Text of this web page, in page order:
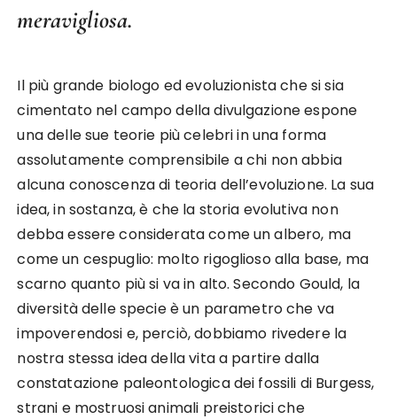
meravigliosa.
Il più grande biologo ed evoluzionista che si sia
cimentato nel campo della divulgazione espone
una delle sue teorie più celebri in una forma
assolutamente comprensibile a chi non abbia
alcuna conoscenza di teoria dell’evoluzione. La sua
idea, in sostanza, è che la storia evolutiva non
debba essere considerata come un albero, ma
come un cespuglio: molto rigoglioso alla base, ma
scarno quanto più si va in alto. Secondo Gould, la
diversità delle specie è un parametro che va
impoverendosi e, perciò, dobbiamo rivedere la
nostra stessa idea della vita a partire dalla
constatazione paleontologica dei fossili di Burgess,
strani e mostruosi animali preistorici che